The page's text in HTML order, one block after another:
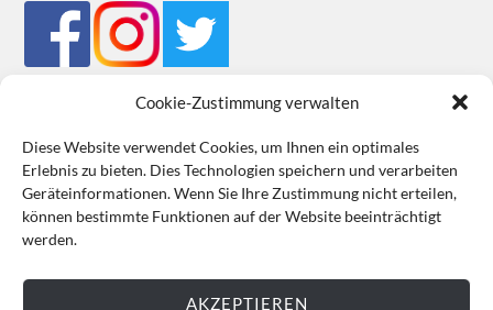
Cookie-Zustimmung verwalten
Diese Website verwendet Cookies, um Ihnen ein optimales
Erlebnis zu bieten. Dies Technologien speichern und verarbeiten
Geräteinformationen. Wenn Sie Ihre Zustimmung nicht erteilen,
können bestimmte Funktionen auf der Website beeinträchtigt
werden.
AKZEPTIEREN
Mein Bestellkonto Kundeninformationen Datenschutz
Cookie-Richtlinie (EU) Impressum
VERTRAG WIDERRUFEN